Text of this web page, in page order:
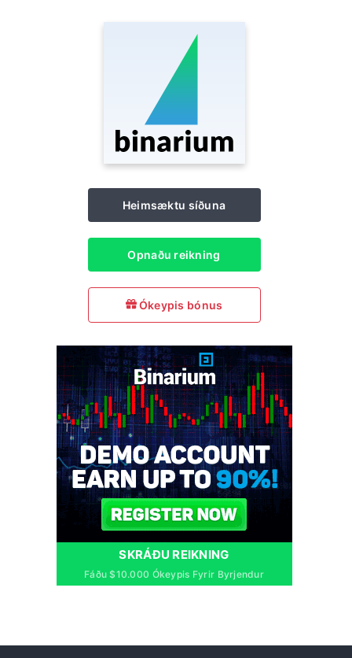
Heimsæktu síðuna
Opnaðu reikning
Ókeypis bónus
SKRÁÐU REIKNING
Fáðu $10.000 Ókeypis Fyrir Byrjendur